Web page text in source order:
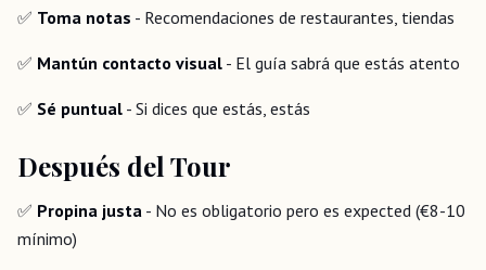
✅ Toma notas - Recomendaciones de restaurantes, tiendas
✅ Mantún contacto visual - El guía sabrá que estás atento
✅ Sé puntual - Si dices que estás, estás
Después del Tour
✅ Propina justa - No es obligatorio pero es expected (€8-10
mínimo)